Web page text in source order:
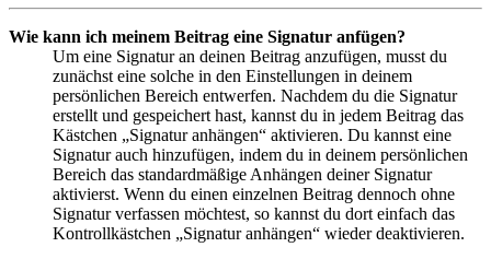
Wie kann ich meinem Beitrag eine Signatur anfügen?
Um eine Signatur an deinen Beitrag anzufügen, musst du
zunächst eine solche in den Einstellungen in deinem
persönlichen Bereich entwerfen. Nachdem du die Signatur
erstellt und gespeichert hast, kannst du in jedem Beitrag das
Kästchen „Signatur anhängen“ aktivieren. Du kannst eine
Signatur auch hinzufügen, indem du in deinem persönlichen
Bereich das standardmäßige Anhängen deiner Signatur
aktivierst. Wenn du einen einzelnen Beitrag dennoch ohne
Signatur verfassen möchtest, so kannst du dort einfach das
Kontrollkästchen „Signatur anhängen“ wieder deaktivieren.